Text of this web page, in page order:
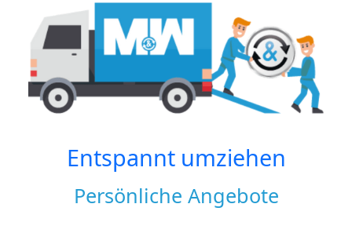
Entspannt umziehen
Persönliche Angebote